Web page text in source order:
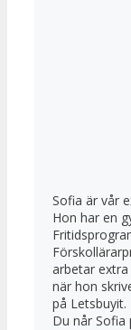
Sofia är vår
Hon har en
arbetar
när hon
på Letsbuyit.
Du når Sofia